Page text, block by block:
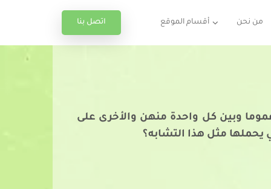
اتصل بنا من نحن أقسام الموقع
عموما وبين كل واحدة منهن والأخرى على
مثل هذا التشابه؟